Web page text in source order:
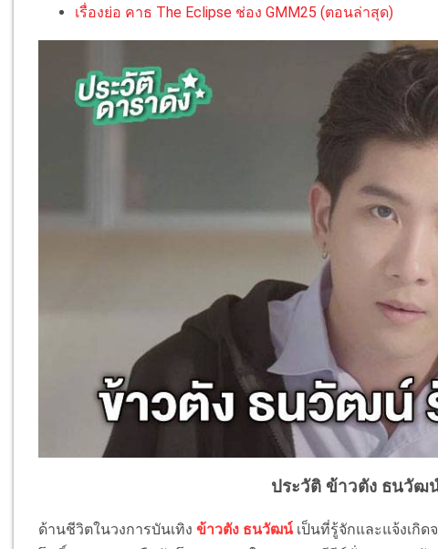
เรื่องย่อ คาธ The Eclipse ช่อง GMM25 (ตอนล่าสุด)
ประวัติ ข้าวตัง ธนวัฒ
ด้านชีวิตในวงการบันเทิงข้าวตัง ธนวัฒน์เป็นที่รู้จักและแจ้งเกิ